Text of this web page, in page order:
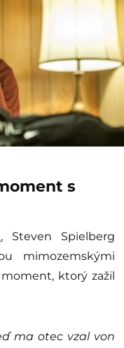
s
, Steven Spielberg
mimozemskými
ktorý zažil
ma otec vzal von